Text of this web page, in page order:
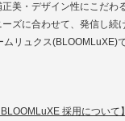
正美・デザイン性にこだわ
ズに合わせて、発信し続
ムリュクス(BLOOMLuXE)で
BLOOMLuXE 採用について】